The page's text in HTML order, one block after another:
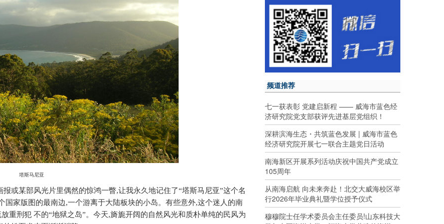
塔斯马尼亚
报或某部风光片里偶然的惊鸿一瞥,让我永久地记住了“塔斯马尼亚”这个名
国家版图的最南边,一个游离于大陆板块的小岛。有些意外,这个迷人的南
重刑犯 不的“地狱之岛”。今天,旖旎开阔的自然风光和质朴单纯的民风为
频道推荐
七一获表彰 党建启新程 —— 威海市蓝色经
济研究院党支部获评先进基层党组织！
深耕滨海生态・共筑蓝色发展 | 威海市蓝色
经济研究院开展七一联合主题党日活动
南海新区开展系列活动庆祝中国共产党成立
105周年
从南海启航 向未来奔赴！北交大威海校区举
行2026年毕业典礼暨学位授予仪式
穆穆院士任学术委员会主任委员!山东科技大